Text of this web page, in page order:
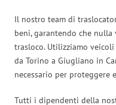
Il nostro team di
beni, garantendo che
trasloco. Utilizziamo
da Torino a Giugliano in
necessario per proteggere
Tutti i dipendenti della